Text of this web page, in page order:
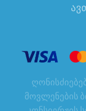
მოვლენების